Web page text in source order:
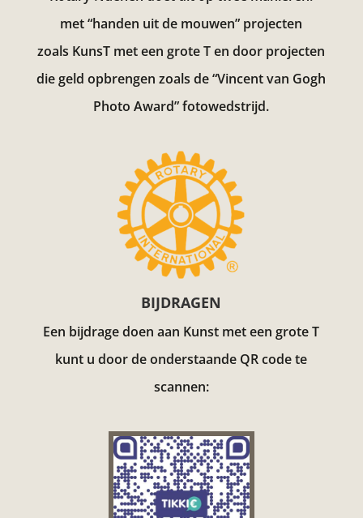
met “handen uit de mouwen” projecten
zoals KunsT met een grote T en door projecten
die geld opbrengen zoals de “Vincent van Gogh
Photo Award” fotowedstrijd.
BIJDRAGEN
Een bijdrage doen aan Kunst met een grote T
kunt u door de onderstaande QR code te
scannen: